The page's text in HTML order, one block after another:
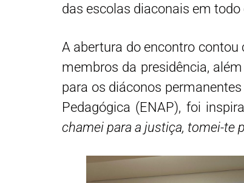
das escolas diaconais em todo
A abertura do encontro contou
membros da presidência,
para os diáconos
Pedagógica (ENAP), foi
chamei para a justiça, tomei-te